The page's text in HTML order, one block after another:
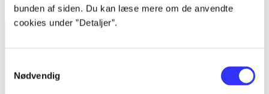
bunden af siden. Du kan læse mere om de anvendte
cookies under ”Detaljer”.
Nødvendig
Sega